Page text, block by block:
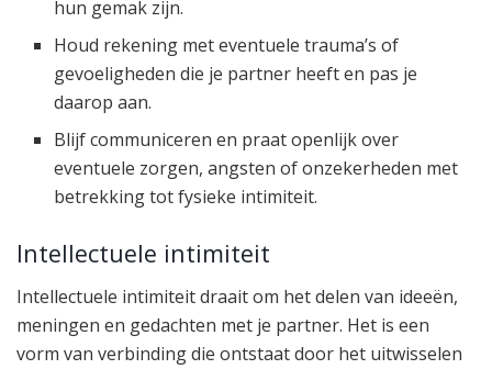
hun gemak zijn.
Houd rekening met eventuele trauma’s of
gevoeligheden die je partner heeft en pas je
daarop aan.
Blijf communiceren en praat openlijk over
eventuele zorgen, angsten of onzekerheden met
betrekking tot fysieke intimiteit.
Intellectuele intimiteit
Intellectuele intimiteit draait om het delen van ideeën,
meningen en gedachten met je partner. Het is een
vorm van verbinding die ontstaat door het uitwisselen